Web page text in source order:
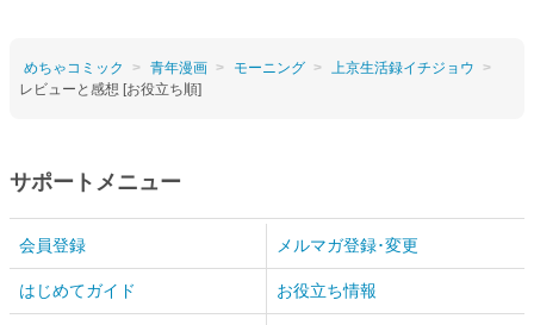
めちゃコミック 青年漫画 モーニング
上京生活録イチジョウ
レビューと感想 [お役立ち順]
サポートメニュー
会員登録 メルマガ登録･変更
はじめてガイド お役立ち情報